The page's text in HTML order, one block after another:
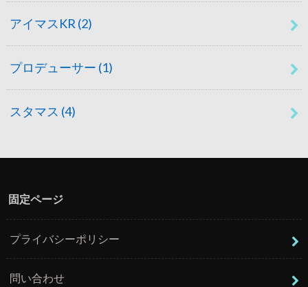
アイマスKR (2)
プロデューサー (1)
スタマス (4)
固定ページ
プライバシーポリシー
問い合わせ